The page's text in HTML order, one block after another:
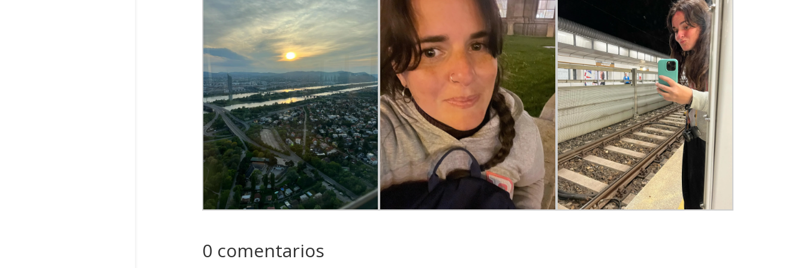
0 comentarios